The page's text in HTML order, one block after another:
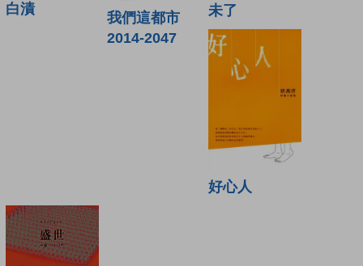
白漬
我們這都市
2014-2047
未了
好心人